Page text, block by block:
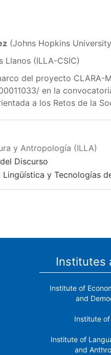
(Johns Hopkins
Llanos (ILLA-CSIC)
del proyecto CLARA-
en la
a los Retos de la
y Antropología (ILLA)
Discurso
Lingüística y Tecnologías
Institutes
Institute of
and
Institute
Institute of
and